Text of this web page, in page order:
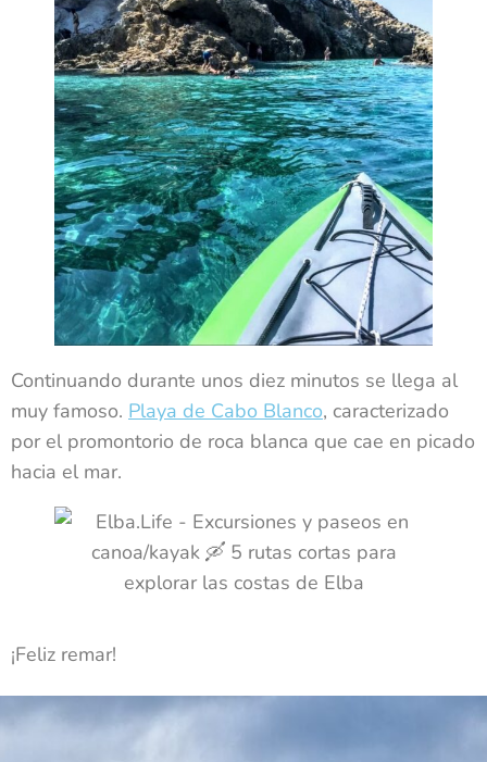
Continuando durante unos diez minutos se llega al
muy famoso. Playa de Cabo Blanco, caracterizado
por el promontorio de roca blanca que cae en picado
hacia el mar.
¡Feliz remar!